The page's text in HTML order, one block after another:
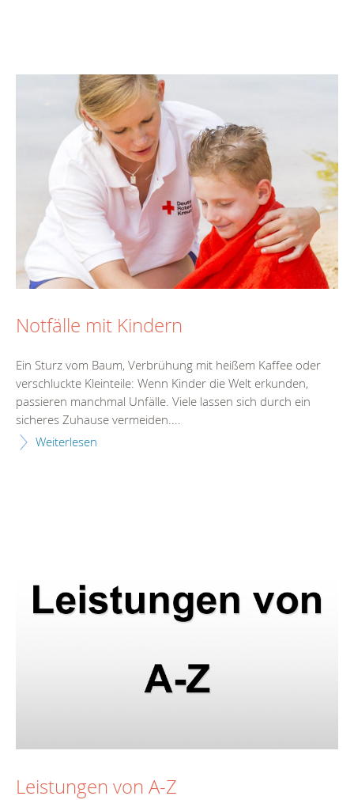
Notfälle mit Kindern
Ein Sturz vom Baum, Verbrühung mit heißem Kaffee oder
verschluckte Kleinteile: Wenn Kinder die Welt erkunden,
passieren manchmal Unfälle. Viele lassen sich durch ein
sicheres Zuhause vermeiden....
Weiterlesen
Leistungen von A-Z